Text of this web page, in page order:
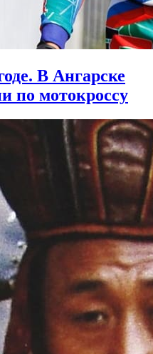
В Ангарске
по мотокроссу